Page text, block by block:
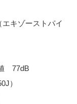
キゾーストパイ
77dB
）